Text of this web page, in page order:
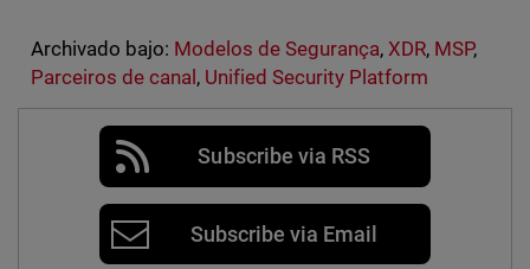
Archivado bajo: Modelos de Segurança,XDR, MSP,
Parceiros de canal , Unified Security Platform
Subscribe via RSS
Subscribe via Email